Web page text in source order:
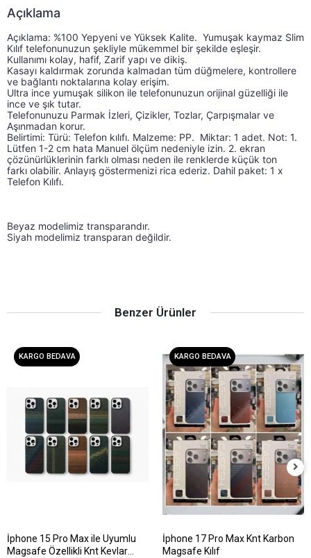
Açıklama
Açıklama: %100 Yepyeni ve Yüksek Kalite.
Açıklama: %100 Yepyeni ve Yüksek Kalite.  Yumuşak kaymaz Slim
Kılıf telefonunuzun şekliyle mükemmel bir şekilde eşleşir.
Kullanımı kolay, hafif, Zarif yapı ve dikiş.
Kasayı kaldırmak zorunda kalmadan tüm düğmelere, kontrollere
ve bağlantı noktalarına kolay erişim.
Ultra ince yumuşak silikon ile telefonunuzun orijinal güzelliği ile
ince ve şık tutar.
Telefonunuzu Parmak İzleri, Çizikler, Tozlar, Çarpışmalar ve
Aşınmadan korur.
Belirtimi: Türü: Telefon kılıfı. Malzeme: PP.  Miktar: 1 adet. Not: 1.
Lütfen 1-2 cm hata Manuel ölçüm nedeniyle izin. 2. ekran
çözünürlüklerinin farklı olması neden ile renklerde küçük ton
farkı olabilir. Anlayış göstermenizi rica ederiz. Dahil paket: 1 x
Telefon Kılıfı.
Beyaz modelimiz transparandır.
Siyah modelimiz transparan değildir.
Benzer Ürünler
KARGO BEDAVA
İphone 15 Pro Max ile Uyumlu
Magsafe Özellikli Knt Kevlar
KARGO BEDAVA
İphone 17 Pro Max Knt Karbon
Magsafe Kılıf